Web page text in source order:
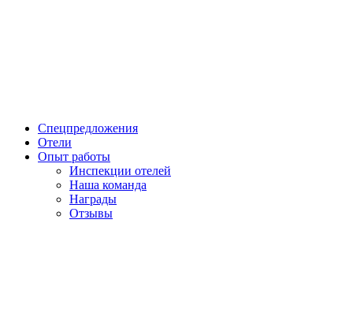
Спецпредложения
Отели
Опыт работы
Инспекции отелей
Наша команда
Награды
Отзывы